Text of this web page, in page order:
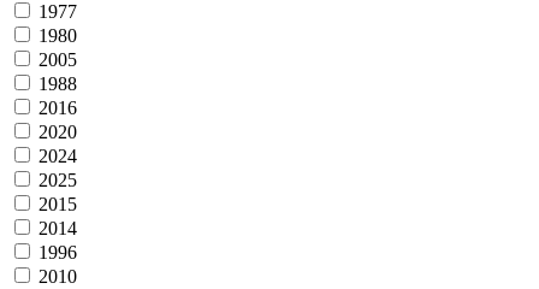
1977
1980
2005
1988
2016
2020
2024
2025
2015
2014
1996
2010